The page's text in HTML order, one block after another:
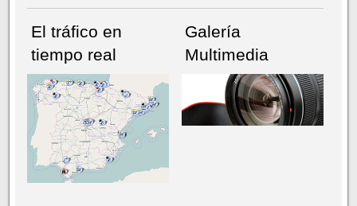
NÚMERO ACTUALHEMEROTECA
El tráfico en
tiempo real
Galería
Multimedia